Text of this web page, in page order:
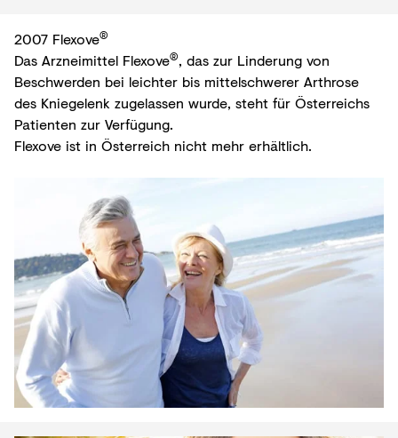
2007 Flexove®
Das Arzneimittel Flexove®, das zur Linderung von
Beschwerden bei leichter bis mittelschwerer Arthrose
des Kniegelenk zugelassen wurde, steht für Österreichs
Patienten zur Verfügung.
Flexove ist in Österreich nicht mehr erhältlich.